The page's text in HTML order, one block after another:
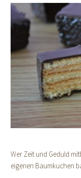
Wer Zeit und Geduld
eigenen Baumkuchen